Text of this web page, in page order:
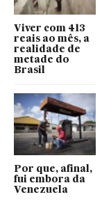
Viver com 413
reais ao mês, a
realidade de
metade do
Brasil
Por que, afinal,
fui embora da
Venezuela